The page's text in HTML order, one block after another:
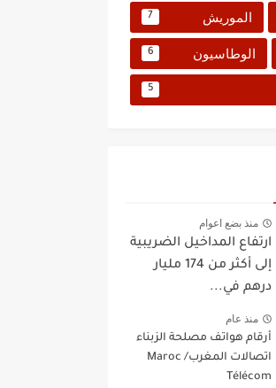
الموريش 7
الوطاسيون 6
5
منذ بضع اعوام
ارتفاع المداخيل الضريبية
إلى أكثر من 174 مليار
درهم في...
منذ عام
أرقام هواتف مصلحة الزبناء
اتصالات المغرب/ Maroc
Télécom